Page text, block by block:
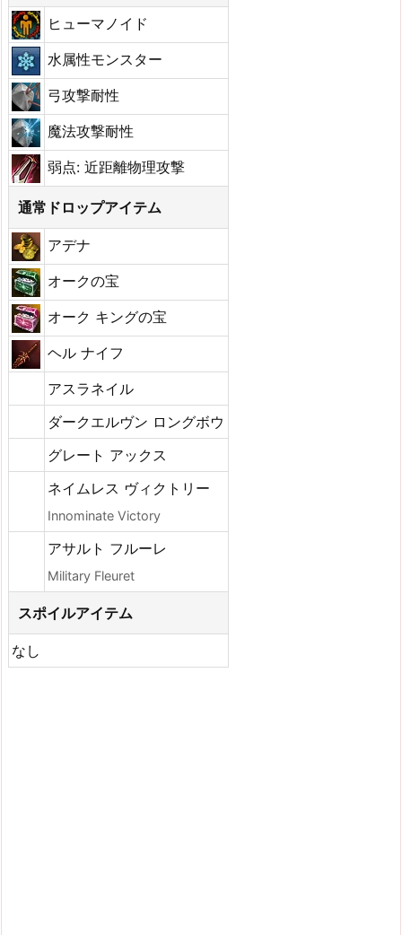
ヒューマノイド
水属性モンスター
弓攻撃耐性
魔法攻撃耐性
弱点: 近距離物理攻撃
通常ドロップアイテム
アデナ
オークの宝
オーク キングの宝
ヘル ナイフ
アスラネイル
ダークエルヴン ロングボウ
グレート アックス
ネイムレス ヴィクトリー
Innominate Victory
アサルト フルーレ
Military Fleuret
スポイルアイテム
なし